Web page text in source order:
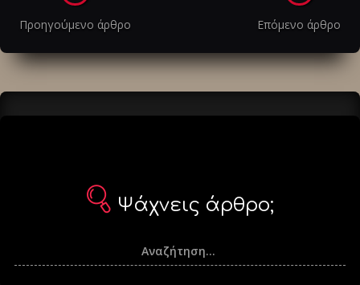
στα
άρθρα
Προηγούμενο άρθρο Επόμενο άρθρο
Ψάχνεις άρθρο;